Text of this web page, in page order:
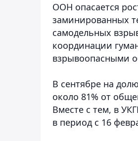
ООН опасается
заминированных
самодельных
координации
взрывоопасными
В сентябре на
около 81% от
Вместе с тем, в
в период с 16